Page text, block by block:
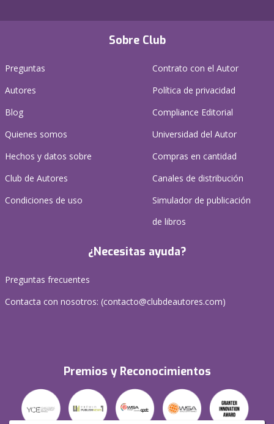
Sobre Club
Preguntas
Autores
Blog
Quienes somos
Hechos y datos sobre
Club de Autores
Condiciones de uso
Contrato con el Autor
Política de privacidad
Compliance Editorial
Universidad del Autor
Compras en cantidad
Canales de distribución
Simulador de publicación
de libros
¿Necesitas ayuda?
Preguntas frecuentes
Contacta con nosotros: (contacto@clubdeautores.com)
Premios y Reconocimientos